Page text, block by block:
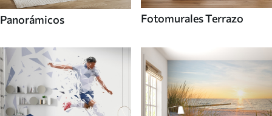
Panorámicos Fotomurales Terrazo